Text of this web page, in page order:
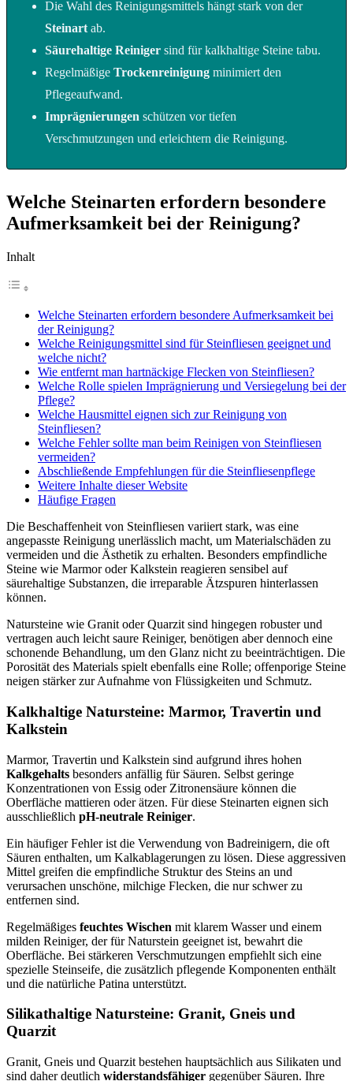
Die Wahl des Reinigungsmittels hängt stark von der
Steinartab.
Säurehaltige Reiniger sind für kalkhaltige Steine tabu.
Regelmäßige Trockenreinigung minimiert den
Pflegeaufwand.
Imprägnierungen schützen vor tiefen
Verschmutzungen und erleichtern die Reinigung.
Welche Steinarten erfordern besondere
Aufmerksamkeit bei der Reinigung?
Inhalt
Welche Steinarten erfordern besondere Aufmerksamkeit bei
der Reinigung?
Welche Reinigungsmittel sind für Steinfliesen geeignet und
welche nicht?
Wie entfernt man hartnäckige Flecken von Steinfliesen?
Welche Rolle spielen Imprägnierung und Versiegelung bei der
Pflege?
Welche Hausmittel eignen sich zur Reinigung von
Steinfliesen?
Welche Fehler sollte man beim Reinigen von Steinfliesen
vermeiden?
Abschließende Empfehlungen für die Steinfliesenpflege
Weitere Inhalte dieser Website
Häufige Fragen
Die Beschaffenheit von Steinfliesen variiert stark, was eine
angepasste Reinigung unerlässlich macht, um Materialschäden zu
vermeiden und die Ästhetik zu erhalten. Besonders empfindliche
Steine wie Marmor oder Kalkstein reagieren sensibel auf
säurehaltige Substanzen, die irreparable Ätzspuren hinterlassen
können.
Natursteine wie Granit oder Quarzit sind hingegen robuster und
vertragen auch leicht saure Reiniger, benötigen aber dennoch eine
schonende Behandlung, um den Glanz nicht zu beeinträchtigen. Die
Porosität des Materials spielt ebenfalls eine Rolle; offenporige Steine
neigen stärker zur Aufnahme von Flüssigkeiten und Schmutz.
Kalkhaltige Natursteine: Marmor, Travertin und
Kalkstein
Marmor, Travertin und Kalkstein sind aufgrund ihres hohen
Kalkgehalts besonders anfällig für Säuren. Selbst geringe
Konzentrationen von Essig oder Zitronensäure können die
Oberfläche mattieren oder ätzen. Für diese Steinarten eignen sich
ausschließlich pH-neutrale Reiniger.
Ein häufiger Fehler ist die Verwendung von Badreinigern, die oft
Säuren enthalten, um Kalkablagerungen zu lösen. Diese aggressiven
Mittel greifen die empfindliche Struktur des Steins an und
verursachen unschöne, milchige Flecken, die nur schwer zu
entfernen sind.
Regelmäßiges feuchtes Wischen mit klarem Wasser und einem
milden Reiniger, der für Naturstein geeignet ist, bewahrt die
Oberfläche. Bei stärkeren Verschmutzungen empfiehlt sich eine
spezielle Steinseife, die zusätzlich pflegende Komponenten enthält
und die natürliche Patina unterstützt.
Silikathaltige Natursteine: Granit, Gneis und
Quarzit
Granit, Gneis und Quarzit bestehen hauptsächlich aus Silikaten und
sind daher deutlich widerstandsfähiger gegenüber Säuren. Ihre